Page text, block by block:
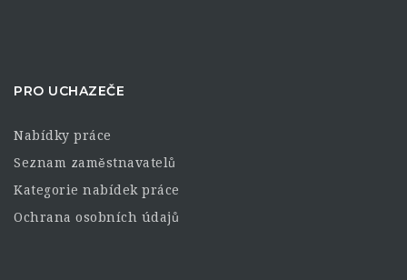
PRO UCHAZEČE
Nabídky práce
Seznam zaměstnavatelů
Kategorie nabídek práce
Ochrana osobních údajů